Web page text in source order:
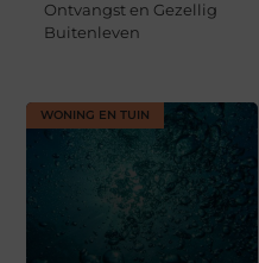
Ontvangst en Gezellig
Buitenleven
WONING EN TUIN